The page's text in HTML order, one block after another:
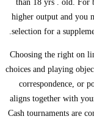
than 18
higher
selection for
Choosing
choices and
aligns
Cash